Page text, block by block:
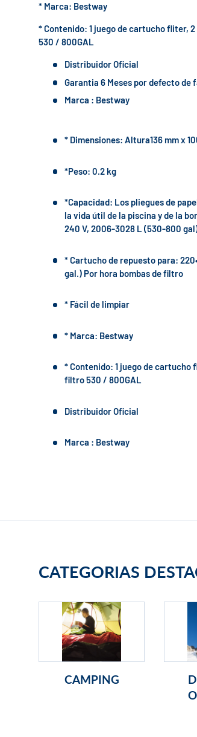
* Marca: Bestway
* Contenido: 1 juego de cartucho fliter,
530 / 800GAL
Distribuidor Oficial
Garantia 6 Meses por defecto de
Marca : Bestway
* Dimensiones: Altura136 mm x
*Peso: 0.2 kg
*Capacidad: Los pliegues de
la vida útil de la piscina y de la
240 V, 2006-3028 L (530-800
* Cartucho de repuesto para:
gal.) Por hora bombas de filtro
* Fácil de limpiar
* Marca: Bestway
* Contenido: 1 juego de cartucho
filtro 530 / 800GAL
Distribuidor Oficial
Marca : Bestway
CATEGORIAS
CAMPING